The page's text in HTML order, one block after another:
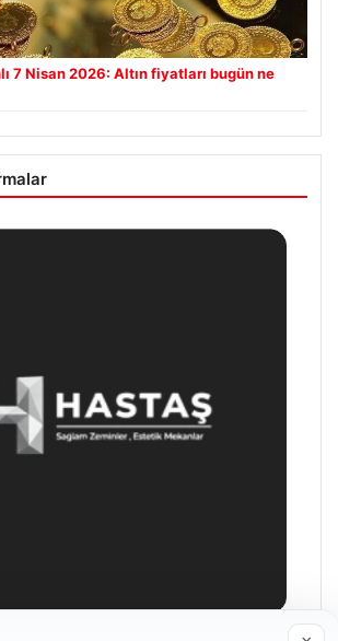
7 Nisan 2026: Altın fiyatları bugün ne